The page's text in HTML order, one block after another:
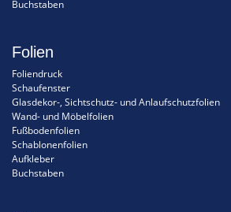
Buchstaben
Folien
Foliendruck
Schaufenster
Glasdekor-, Sichtschutz- und Anlaufschutzfolien
Wand- und Möbelfolien
Fußbodenfolien
Schablonenfolien
Aufkleber
Buchstaben